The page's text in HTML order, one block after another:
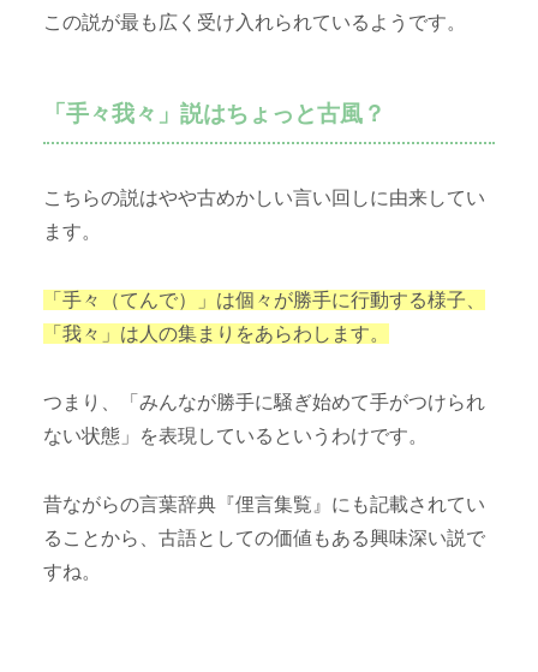
この説が最も広く受け入れられているようです。
「手々我々」説はちょっと古風？
こちらの説はやや古めかしい言い回しに由来してい
ます。
「手々（てんで）」は個々が勝手に行動する様子、
「我々」は人の集まりをあらわします。
つまり、「みんなが勝手に騒ぎ始めて手がつけられ
ない状態」を表現しているというわけです。
昔ながらの言葉辞典『俚言集覧』にも記載されてい
ることから、古語としての価値もある興味深い説で
すね。